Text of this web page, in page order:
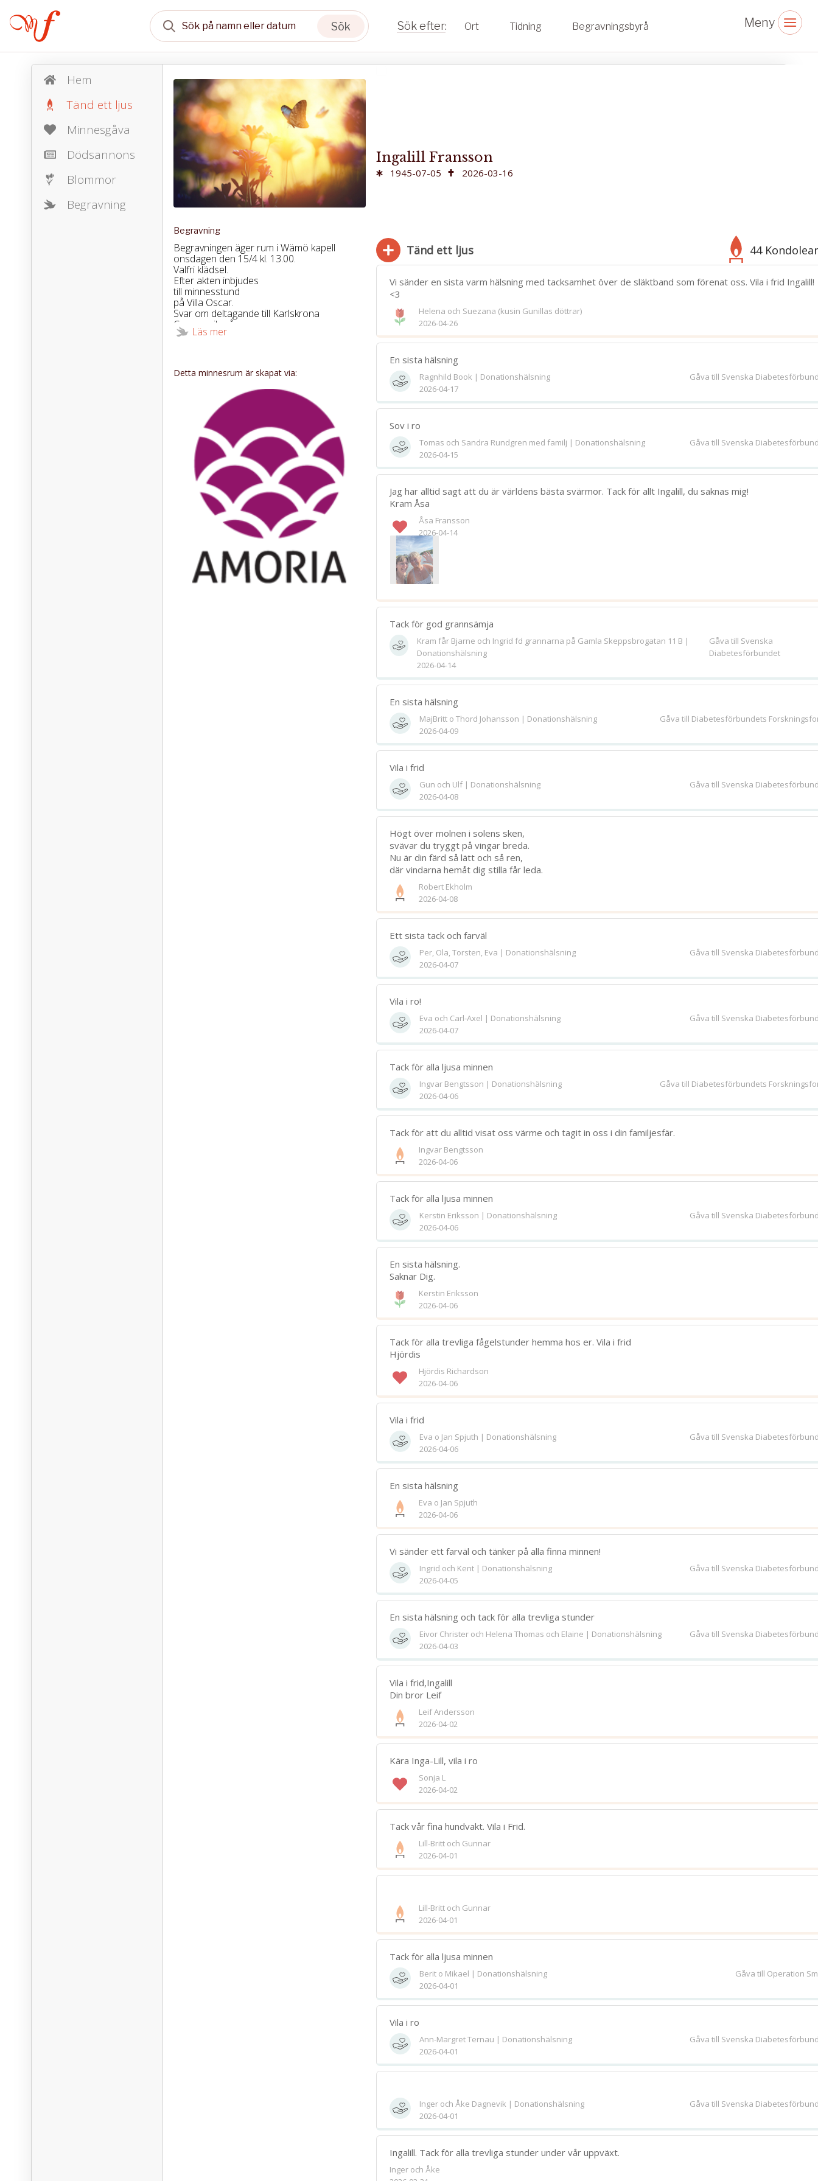
Sök Ort Tidning Begravningsbyrå
Hem
Tänd ett ljus
Minnesgåva
Dödsannons
Blommor
Begravning
Begravning
Begravningen äger rum i Wämö kapell
onsdagen den 15/4 kl. 13.00.
Valfri klädsel.
Efter akten inbjudes
till minnesstund
på Villa Oscar.
Svar om deltagande till Karlskrona
Ceremonibyrå
tel. 0455-196 00 eller via hemsidan senast
Istället för blommor tänk gärna på
Diabetesfonden.
Tänd ett ljus till minne av Ingalill på
amoria.se.
Läs mer
Detta minnesrum är skapat via:
Ingalill Fransson
1945-07-05 2026-03-16
Tänd ett ljus 44
280
Jag har läst och accepterar villkoren
Spara
Vi sänder en sista varm hälsning med tacksamhet över de släktband som förenat oss. Vila i frid Ingalill!
<3
Helena och Suezana (kusin Gunillas döttrar)
2026-04-26
En sista hälsning
Ragnhild Book | Donationshälsning
2026-04-17
Gåva till Svenska
Sov i ro
Tomas och Sandra Rundgren med familj | Donationshälsning
2026-04-15
Gåva till Svenska
Jag har alltid sagt att du är världens bästa svärmor. Tack för allt Ingalill, du saknas mig!
Kram Åsa
Åsa Fransson
2026-04-14
Tack för god grannsämja
Kram får Bjarne och Ingrid fd grannarna på Gamla Skeppsbrogatan 11 B |
Donationshälsning
2026-04-14
Gåva till Svenska
Diabetesförbundet
En sista hälsning
MajBritt o Thord Johansson | Donationshälsning
2026-04-09
Gåva till Diabetesförbundets
Vila i frid
Gun och Ulf | Donationshälsning
2026-04-08
Gåva till Svenska
Högt över molnen i solens sken,
svävar du tryggt på vingar breda.
Nu är din färd så lätt och så ren,
där vindarna hemåt dig stilla får leda.
Robert Ekholm
2026-04-08
Ett sista tack och farväl
Per, Ola, Torsten, Eva | Donationshälsning
2026-04-07
Gåva till Svenska
Vila i ro!
Eva och Carl-Axel | Donationshälsning
2026-04-07
Gåva till Svenska
Tack för alla ljusa minnen
Ingvar Bengtsson | Donationshälsning
2026-04-06
Gåva till Diabetesförbundets
Tack för att du alltid visat oss värme och tagit in oss i din familjesfär.
Ingvar Bengtsson
2026-04-06
Tack för alla ljusa minnen
Kerstin Eriksson | Donationshälsning
2026-04-06
Gåva till Svenska
En sista hälsning.
Saknar Dig.
Kerstin Eriksson
2026-04-06
Tack för alla trevliga fågelstunder hemma hos er. Vila i frid
Hjördis
Hjördis Richardson
2026-04-06
Vila i frid
Eva o Jan Spjuth | Donationshälsning
2026-04-06
Gåva till Svenska
En sista hälsning
Eva o Jan Spjuth
2026-04-06
Vi sänder ett farväl och tänker på alla finna minnen!
Ingrid och Kent | Donationshälsning
2026-04-05
Gåva till Svenska
En sista hälsning och tack för alla trevliga stunder
Eivor Christer och Helena Thomas och Elaine | Donationshälsning
2026-04-03
Gåva till Svenska
Vila i frid,Ingalill
Din bror Leif
Leif Andersson
2026-04-02
Kära Inga-Lill, vila i ro
Sonja L
2026-04-02
Tack vår fina hundvakt. Vila i Frid.
Lill-Britt och Gunnar
2026-04-01
Lill-Britt och Gunnar
2026-04-01
Tack för alla ljusa minnen
Berit o Mikael | Donationshälsning
2026-04-01
Gåva till Operation
Vila i ro
Ann-Margret Ternau | Donationshälsning
2026-04-01
Gåva till Svenska
Inger och Åke Dagnevik | Donationshälsning
2026-04-01
Gåva till Svenska
Ingalill. Tack för alla trevliga stunder under vår uppväxt.
Inger och Åke